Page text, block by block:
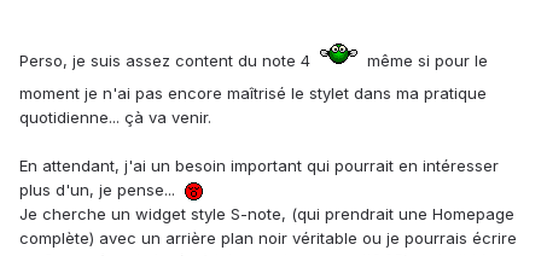
Perso, je suis assez content du note 4
même si pour le
moment je n'ai pas encore maîtrisé le stylet dans ma pratique
quotidienne... çà va venir.
En attendant, j'ai un besoin important qui pourrait en intéresser
plus d'un, je pense...
Je cherche un widget style S-note, (qui prendrait une Homepage
complète) avec un arrière plan noir véritable ou je pourrais écrire